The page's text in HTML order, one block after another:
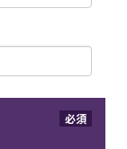
必須